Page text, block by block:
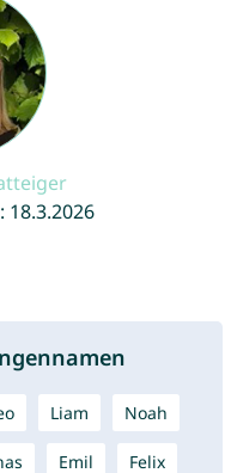
Liam Noah
Emil Felix